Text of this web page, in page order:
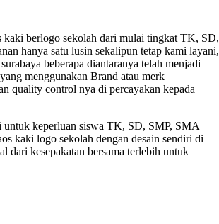
berlogo sekolah dari mulai tingkat TK, SD,
hanya satu lusin sekalipun tetap kami layani,
beberapa diantaranya telah menjadi
menggunakan Brand atau merk
quality control nya di percayakan kepada
untuk keperluan siswa TK, SD, SMP, SMA
kaki logo sekolah dengan desain sendiri di
dari kesepakatan bersama terlebih untuk